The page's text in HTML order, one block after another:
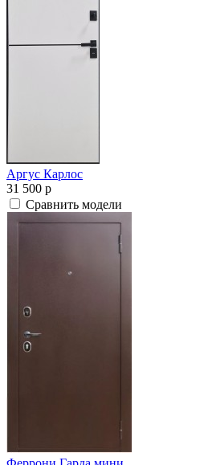
Аргус Карлос
31 500 p
Сравнить модели